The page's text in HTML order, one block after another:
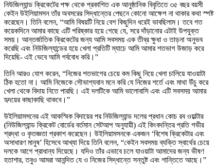
নিউজিল্যান্ড ক্রিকেটের পক্ষ থেকে প্রকাশিত এক আনুষ্ঠানিক বিবৃতিতে ৩৫ বছর বয়সী
কেইন উইলিয়ামসন তাঁর অবসরের সিদ্ধান্তের পেছনে কোনো আক্ষেপ না থাকার কথা স্পষ্ট
করেছেন। তিনি বলেন, “আমি বিষয়টি নিয়ে বেশ কিছুদিন ধরেই ভাবছিলাম। তবে গত
কয়েকদিনে আমার কাছে এটি পরিষ্কার হয়ে গেছে যে, সরে দাঁড়ানোর এটাই উপযুক্ত
সময়। আন্তর্জাতিক ক্রিকেটের জন্য আমি সবসময় এক তীব্র ক্ষুধা ও তাড়না অনুভব
করেছি এবং নিউজিল্যান্ডের হয়ে খেলা প্রতিটি ম্যাচে আমি আমার শতভাগ উজাড় করে
দিয়েছি- এই ভেবে আমি গর্ববোধ করি।”
তিনি আরও যোগ করেন, “নিজের শতভাগের চেয়ে কম কিছু নিয়ে খেলা চালিয়ে যাওয়াটা
ঠিক হতো না। আমি নিজেকে সৌভাগ্যবান মনে করি যে নিজের শর্তে এবং মাথা উঁচু করে
খেলা থেকে বিদায় নিতে পারছি। এই দলটিকে আমি ভালোবাসি এবং এটি সবসময় আমার
হৃদয়ের কাছাকাছি থাকবে।”
উইলিয়ামসনের এই আকস্মিক বিদায়ের পর নিউজিল্যান্ড দলের প্রধান কোচ রব ওয়াল্টার
(নিউজিল্যান্ড ক্রিকেট বোর্ডের বর্তমান সেটআপ অনুযায়ী) এই কিংবদন্তির প্রতি গভীর
শ্রদ্ধা ও কৃতজ্ঞতা প্রকাশ করেছেন। উইলিয়ামসনকে একজন ‘বিশেষ ক্রিকেটার এবং
অসাধারণ মানুষ’ হিসেবে আখ্যা দিয়ে তিনি বলেন, “কেইন সবসময় ব্যক্তি স্বার্থের চেয়ে
দলকে আগে প্রাধান্য দিয়েছে। যদিও তাঁর এভাবে চলে যাওয়াটা আমাদের জন্য ভীষণ
হতাশার, তবুও আমরা আনন্দিত যে ও নিজের সিদ্ধান্তে সন্তুষ্ট এবং শান্তিতে আছে।”